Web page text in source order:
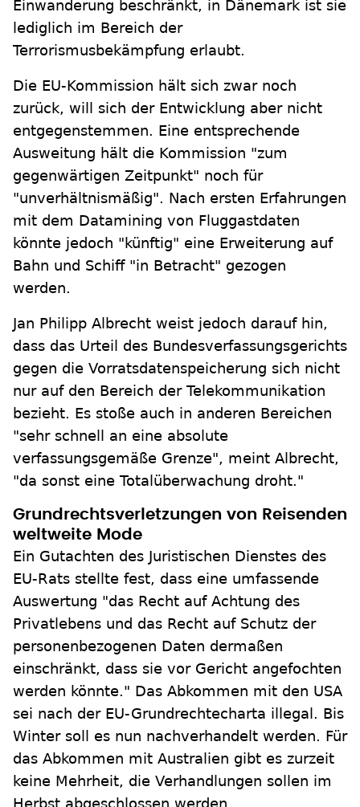
Einwanderung beschränkt, in Dänemark ist sie
lediglich im Bereich der
Terrorismusbekämpfung erlaubt.
Die EU-Kommission hält sich zwar noch
zurück, will sich der Entwicklung aber nicht
entgegenstemmen. Eine entsprechende
Ausweitung hält die Kommission "zum
gegenwärtigen Zeitpunkt" noch für
"unverhältnismäßig". Nach ersten Erfahrungen
mit dem Datamining von Fluggastdaten
könnte jedoch "künftig" eine Erweiterung auf
Bahn und Schiff "in Betracht" gezogen
werden.
Jan Philipp Albrecht weist jedoch darauf hin,
dass das Urteil des Bundesverfassungsgerichts
gegen die Vorratsdatenspeicherung sich nicht
nur auf den Bereich der Telekommunikation
bezieht. Es stoße auch in anderen Bereichen
"sehr schnell an eine absolute
verfassungsgemäße Grenze", meint Albrecht,
"da sonst eine Totalüberwachung droht."
Grundrechtsverletzungen von Reisenden
weltweite Mode
Ein Gutachten des Juristischen Dienstes des
EU-Rats stellte fest, dass eine umfassende
Auswertung "das Recht auf Achtung des
Privatlebens und das Recht auf Schutz der
personenbezogenen Daten dermaßen
einschränkt, dass sie vor Gericht angefochten
werden könnte." Das Abkommen mit den USA
sei nach der EU-Grundrechtecharta illegal. Bis
Winter soll es nun nachverhandelt werden. Für
das Abkommen mit Australien gibt es zurzeit
keine Mehrheit, die Verhandlungen sollen im
Herbst abgeschlossen werden.